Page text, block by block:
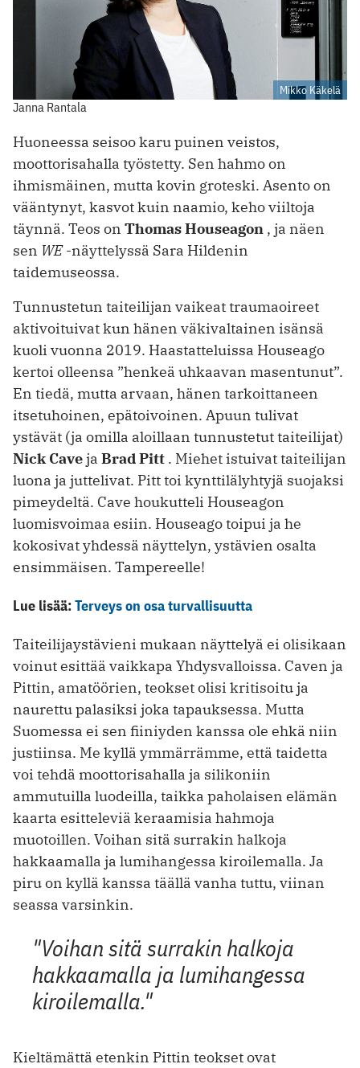
Mikko Käkelä
Janna Rantala
Huoneessa seisoo karu puinen veistos,
moottorisahalla työstetty. Sen hahmo on
ihmismäinen, mutta kovin groteski. Asento on
vääntynyt, kasvot kuin naamio, keho viiltoja
täynnä. Teos on Thomas Houseagon , ja näen
sen WE-näyttelyssä Sara Hildenin
taidemuseossa.
Tunnustetun taiteilijan vaikeat traumaoireet
aktivoituivat kun hänen väkivaltainen isänsä
kuoli vuonna 2019. Haastatteluissa Houseago
kertoi olleensa ”henkeä uhkaavan masentunut”.
En tiedä, mutta arvaan, hänen tarkoittaneen
itsetuhoinen, epätoivoinen. Apuun tulivat
ystävät (ja omilla aloillaan tunnustetut taiteilijat)
Nick Caveja Brad Pitt . Miehet istuivat taiteilijan
luona ja juttelivat. Pitt toi kynttilälyhtyjä suojaksi
pimeydeltä. Cave houkutteli Houseagon
luomisvoimaa esiin. Houseago toipui ja he
kokosivat yhdessä näyttelyn, ystävien osalta
ensimmäisen. Tampereelle!
Lue lisää:Terveys on osa turvallisuutta
Taiteilijaystävieni mukaan näyttelyä ei olisikaan
voinut esittää vaikkapa Yhdysvalloissa. Caven ja
Pittin, amatöörien, teokset olisi kritisoitu ja
naurettu palasiksi joka tapauksessa. Mutta
Suomessa ei sen fiiniyden kanssa ole ehkä niin
justiinsa. Me kyllä ymmärrämme, että taidetta
voi tehdä moottorisahalla ja silikoniin
ammutuilla luodeilla, taikka paholaisen elämän
kaarta esitteleviä keraamisia hahmoja
muotoillen. Voihan sitä surrakin halkoja
hakkaamalla ja lumihangessa kiroilemalla. Ja
piru on kyllä kanssa täällä vanha tuttu, viinan
seassa varsinkin.
"Voihan sitä surrakin halkoja
hakkaamalla ja lumihangessa
kiroilemalla."
Kieltämättä etenkin Pittin teokset ovat